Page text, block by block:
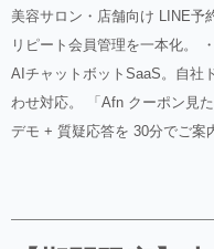
美容サロン・店舗向け LINE予
リピート会員管理を一本化。
AIチャットボットSaaS。自社
わせ対応。 「Afn クーポン見
デモ + 質疑応答を 30分でご案